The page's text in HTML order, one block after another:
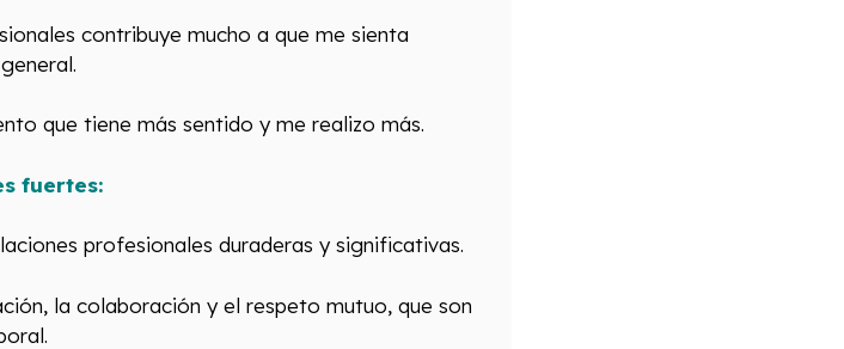
contribuye mucho a que me sienta
que tiene más sentido y me realizo más.
fuertes:
profesionales duraderas y significativas.
la colaboración y el respeto mutuo, que son